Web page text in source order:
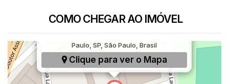
COMO CHEGAR AO IMÓVEL
Rua São José do Ribamar, 210, Vila Sílvia, São
Paulo, SP, São Paulo, Brasil
Clique para ver o Mapa